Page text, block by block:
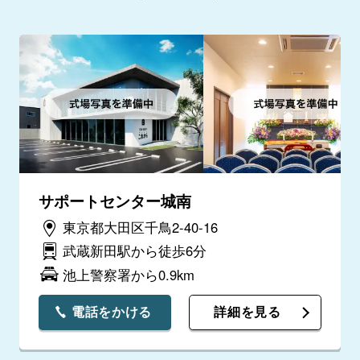
サポートセンター城南
東京都大田区千鳥2-40-16
武蔵新田駅から徒歩6分
池上警察署から0.9km
電話をかける 詳細を見る